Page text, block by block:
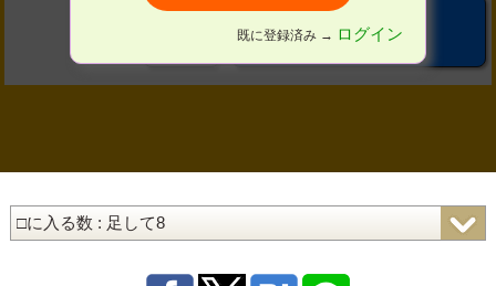
０
こたえる
既に登録済み → ログイン